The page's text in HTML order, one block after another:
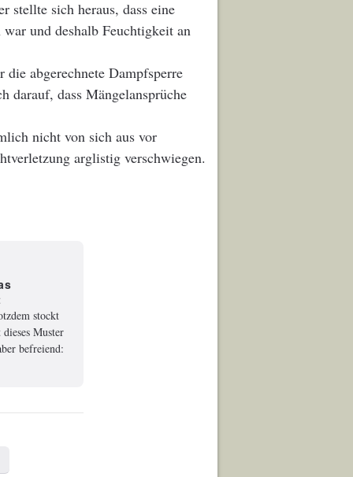
stellte sich heraus, dass eine
und deshalb Feuchtigkeit an
abgerechnete Dampfsperre
darauf, dass Mängelansprüche
nicht von sich aus vor
arglistig verschwiegen.
stockt
Muster
befreiend: